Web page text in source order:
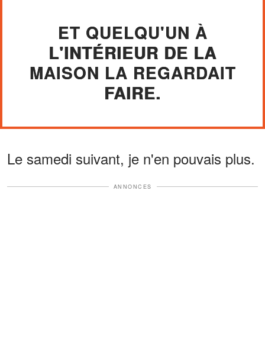
ET QUELQU'UN À
L'INTÉRIEUR DE LA
MAISON LA REGARDAIT
FAIRE.
Le samedi suivant, je n'en pouvais plus.
ANNONCES